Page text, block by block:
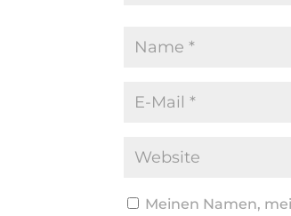
Meinen Namen,